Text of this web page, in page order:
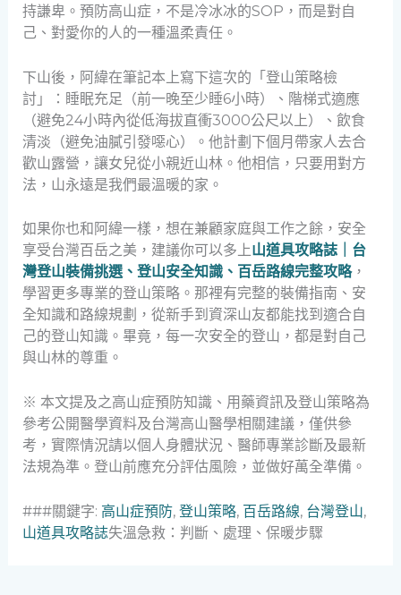
持謙卑。預防高山症，不是冷冰冰的SOP，而是對自
己、對愛你的人的一種溫柔責任。
下山後，阿緯在筆記本上寫下這次的「登山策略檢
討」：睡眠充足（前一晚至少睡6小時）、階梯式適應
（避免24小時內從低海拔直衝3000公尺以上）、飲食
清淡（避免油膩引發噁心）。他計劃下個月帶家人去合
歡山露營，讓女兒從小親近山林。他相信，只要用對方
法，山永遠是我們最溫暖的家。
如果你也和阿緯一樣，想在兼顧家庭與工作之餘，安全
享受台灣百岳之美，建議你可以多上山道具攻略誌｜台
灣登山裝備挑選、登山安全知識、百岳路線完整攻略，
學習更多專業的登山策略。那裡有完整的裝備指南、安
全知識和路線規劃，從新手到資深山友都能找到適合自
己的登山知識。畢竟，每一次安全的登山，都是對自己
與山林的尊重。
※ 本文提及之高山症預防知識、用藥資訊及登山策略為
參考公開醫學資料及台灣高山醫學相關建議，僅供參
考，實際情況請以個人身體狀況、醫師專業診斷及最新
法規為準。登山前應充分評估風險，並做好萬全準備。
###關鍵字: 高山症預防, 登山策略, 百岳路線, 台灣登山,
山道具攻略誌失溫急救：判斷、處理、保暖步驟